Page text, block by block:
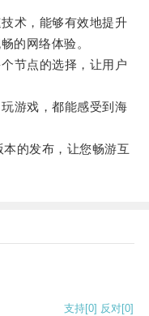
术，能够有效地提升
的网络体验。
节点的选择，让用户
游戏，都能感受到海
的发布，让您畅游互
支持[0] 反对[0]